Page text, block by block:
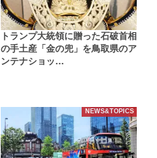
トランプ大統領に贈った石破首相
の手土産「金の兜」を鳥取県のア
ンテナショッ…
NEWS&TOPICS